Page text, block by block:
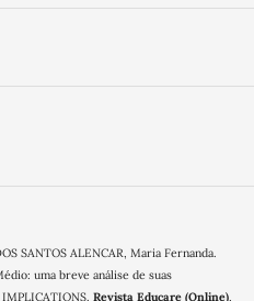
SANTOS ALENCAR, Maria Fernanda.
uma breve análise de suas
Revista Educare (Online),